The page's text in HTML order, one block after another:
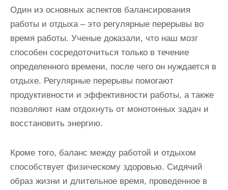
Один из основных аспектов балансирования
работы и отдыха – это регулярные перерывы во
время работы. Ученые доказали, что наш мозг
способен сосредоточиться только в течение
определенного времени, после чего он нуждается в
отдыхе. Регулярные перерывы помогают
продуктивности и эффективности работы, а также
позволяют нам отдохнуть от монотонных задач и
восстановить энергию.
Кроме того, баланс между работой и отдыхом
способствует физическому здоровью. Сидячий
образ жизни и длительное время, проведенное в